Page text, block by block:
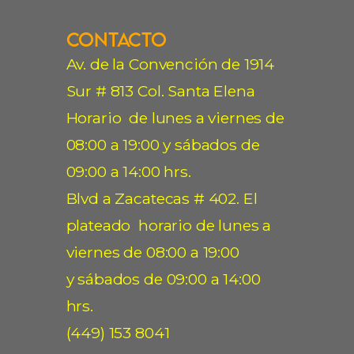
Contacto
Av. de la Convención de 1914
Sur # 813 Col. Santa Elena
Horario de lunes a viernes de
08:00 a 19:00 y sábados de
09:00 a 14:00 hrs.
Blvd a Zacatecas # 402. El
plateado horario de lunes a
viernes de 08:00 a 19:00
y sábados de 09:00 a 14:00
hrs.
(449) 153 8041